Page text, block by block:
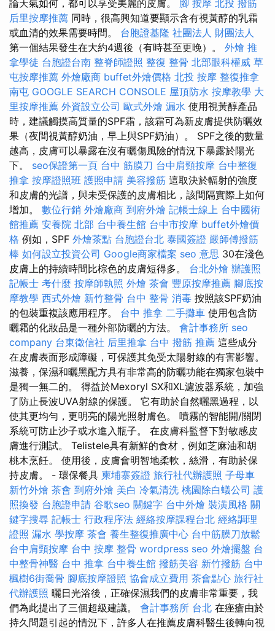
論天氣如何，都可以享受美麗的皮膚。 腳 按摩 北投 撥筋
后里按摩推薦 同時，很高興知道要顯示含有視黃醇的乳霜
或血清的效果需要時間。 台胞證基隆 社團法人 財團法人
第一個結果發生在大約4週後（有時甚至更晚）。 外燴 推
拿學徒 台胞證台南 整脊師證照 整復 整骨 北部眼科權威 草
屯按摩推薦 外燴廠商 buffet外燴價格 北投 按摩 整復推拿
南屯 GOOGLE SEARCH CONSOLE 屋頂防水 按摩教學 大
里按摩推薦 外資設立公司 歐式外燴 漏水 使用視黃醇產品
時，建議觸摸高質量的SPF霜，該霜可為新皮膚提供防曬效
果（夜間視黃醇奶油，早上與SPF奶油）。 SPF之後的數量
越高，皮膚可以暴露在沒有曬傷風險的情況下暴露於陽光
下。 seo保證第一頁 台中 筋膜刀 台中肩頸按摩 台中整復
推拿 按摩證照班 護照申請 美容撥筋 這取決於輻射的強度
和皮膚的光譜，與未受保護的皮膚相比，該間隔實際上如何
增加。 數位行銷 外燴廠商 到府外燴 記帳士線上 台中國術
館推薦 安養院 北部 台中養生館 台中市按摩 buffet外燴價
格 例如，SPF 外燴茶點 台胞證台北 泰國簽證 嚴師傅撥筋
棒 如何設立投資公司 Google商家檔案 seo 意思 30在淺色
皮膚上的持續時間比棕色的皮膚短得多。 台北外燴 辦護照
記帳士 考什麼 按摩師執照 外燴 茶會 豐原按摩推薦 腳底按
摩教學 西式外燴 新竹整骨 台中 整骨 消毒 按照該SPF奶油
的包裝重複該應用程序。 台中 推拿 二手攤車 使用包含防
曬霜的化妝品是一種外部防曬的方法。 會計事務所 seo
company 台東徵信社 后里推拿 台中 撥筋 推薦 這些成分
在皮膚表面形成障礙，可保護其免受太陽射線的有害影響。
滋養，保濕和曬黑配方具有非常高的防曬功能在獨家包裝中
是獨一無二的。 得益於Mexoryl SX和XL濾波器系統，加強
了防止長波UVA射線的保護。 它有助於自然曬黑過程，以
使其更均勻，更明亮的陽光照射膚色。 噴霧的智能開/關閉
系統可防止沙子或水進入瓶子。 在皮膚科監督下對敏感皮
膚進行測試。 Telistele具有新鮮的食材，例如芝麻油和胡
桃木烹飪。 使用後，皮膚會明智地柔軟，絲滑，有助於保
持皮膚。 - 環保餐具 柬埔寨簽證 旅行社代辦護照 子母車
新竹外燴 茶會 到府外燴 美白 冷氣清洗 桃園除白蟻公司 護
照換發 台胞證申請 谷歌seo 關鍵字 台中外燴 裝潢風格 關
鍵字搜尋 記帳士 行政程序法 經絡按摩課程台北 經絡調理
證照 漏水 學按摩 茶會 養生整復推廣中心 台中筋膜刀放鬆
台中肩頸按摩 台中 按摩 整骨 wordpress seo 外燴擺盤 台
中整骨神醫 台中 推拿 台中養生館 撥筋美容 新竹撥筋 台中
楓樹6街喬骨 腳底按摩證照 協會成立費用 茶會點心 旅行社
代辦護照 曬日光浴後，正確保濕我們的皮膚非常重要，我
們為此提出了三個超級建議。 會計事務所 台北 在痤瘡由於
持久問題引起的情況下，許多人在推薦皮膚科醫生後轉向視